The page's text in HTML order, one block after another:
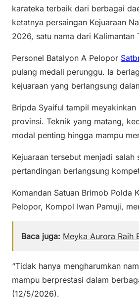
karateka terbaik dari berbagai
ketatnya persaingan Kejuaraan
2026, satu nama dari
Personel Batalyon A Pelopor
pulang medali perunggu. Ia
kejuaraan yang berlangsung
Bripda Syaiful tampil
provinsi. Teknik yang matang,
modal penting hingga mampu
Kejuaraan tersebut menjadi
pertandingan berlangsung
Komandan Satuan Brimob Polda
Pelopor, Kompol Iwan Pamuji,
Baca juga: Meyka Aurora Raih
“Tidak hanya mengharumkan
mampu berprestasi dalam
(12/5/2026).